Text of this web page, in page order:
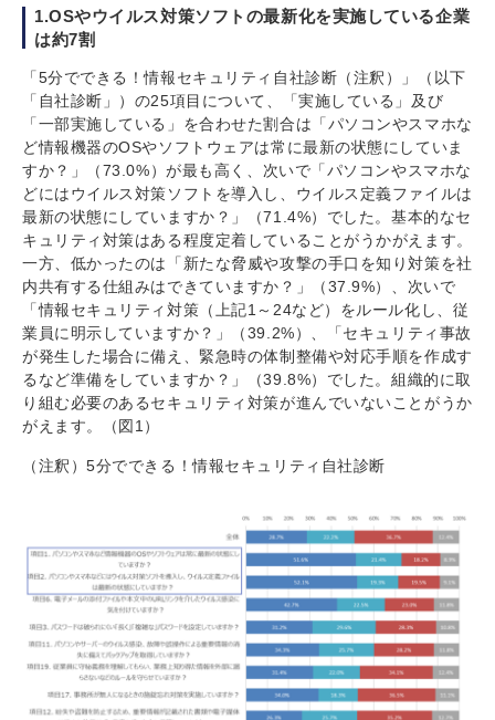
1.OSやウイルス対策ソフトの最新化を実施している企業
は約7割
「5分でできる！情報セキュリティ自社診断（注釈）」（以下
「自社診断」）の25項目について、「実施している」及び
「一部実施している」を合わせた割合は「パソコンやスマホな
ど情報機器のOSやソフトウェアは常に最新の状態にしていま
すか？」（73.0%）が最も高く、次いで「パソコンやスマホな
どにはウイルス対策ソフトを導入し、ウイルス定義ファイルは
最新の状態にしていますか？」（71.4%）でした。基本的なセ
キュリティ対策はある程度定着していることがうかがえます。
一方、低かったのは「新たな脅威や攻撃の手口を知り対策を社
内共有する仕組みはできていますか？」（37.9%）、次いで
「情報セキュリティ対策（上記1～24など）をルール化し、従
業員に明示していますか？」（39.2%）、「セキュリティ事故
が発生した場合に備え、緊急時の体制整備や対応手順を作成す
るなど準備をしていますか？」（39.8%）でした。組織的に取
り組む必要のあるセキュリティ対策が進んでいないことがうか
がえます。（図1）
（注釈）5分でできる！情報セキュリティ自社診断